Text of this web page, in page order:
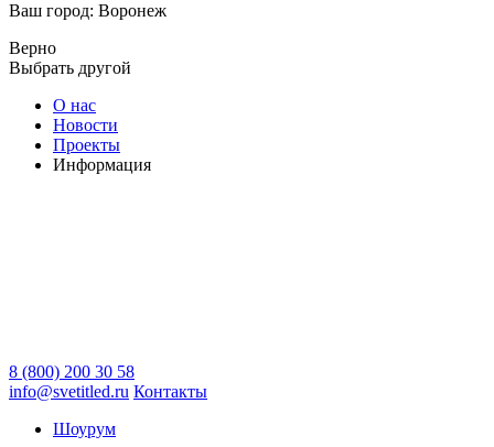
Ваш город: Воронеж
Верно
Выбрать другой
О нас
Новости
Проекты
Информация
8 (800) 200 30 58
info@svetitled.ru Контакты
Шоурум